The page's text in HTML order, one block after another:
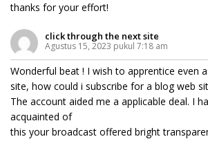
thanks for your effort!
click through the next site
Agustus 15, 2023 pukul 7:18 am
Wonderful beat ! I wish to apprentice even
site, how could i subscribe for a blog web
The account aided me a applicable deal. I
acquainted of
this your broadcast offered bright